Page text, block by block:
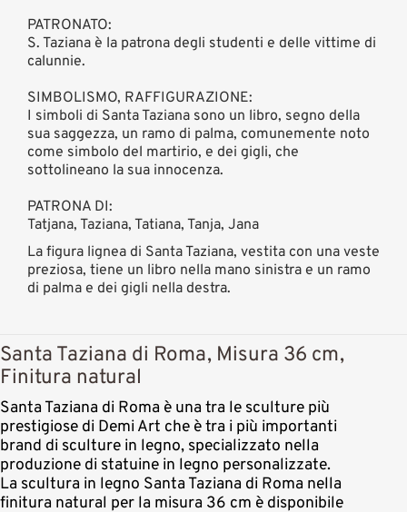
PATRONATO:
S. Taziana è la patrona degli studenti e delle vittime di
calunnie.
SIMBOLISMO, RAFFIGURAZIONE:
I simboli di Santa Taziana sono un libro, segno della
sua saggezza, un ramo di palma, comunemente noto
come simbolo del martirio, e dei gigli, che
sottolineano la sua innocenza.
PATRONA DI:
Tatjana, Taziana, Tatiana, Tanja, Jana
La figura lignea di Santa Taziana, vestita con una veste
preziosa, tiene un libro nella mano sinistra e un ramo
di palma e dei gigli nella destra.
Santa Taziana di Roma, Misura 36 cm,
Finitura natural
Santa Taziana di Roma è una tra le sculture più
prestigiose di Demi Art che è tra i più importanti
brand di sculture in legno, specializzato nella
produzione di statuine in legno personalizzate.
La scultura in legno Santa Taziana di Roma nella
finitura natural per la misura 36 cm è disponibile